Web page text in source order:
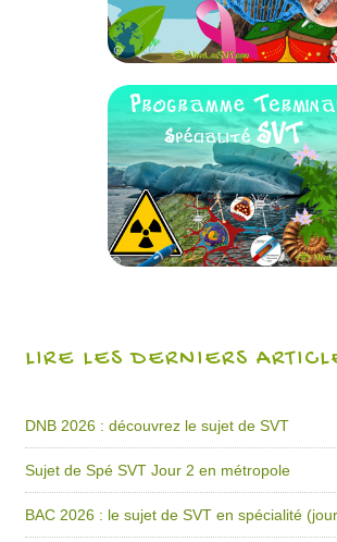
LIRE LES DERNIERS
DNB 2026 : découvrez le sujet de SVT
Sujet de Spé SVT Jour 2 en métropole
BAC 2026 : le sujet de SVT en spécialité